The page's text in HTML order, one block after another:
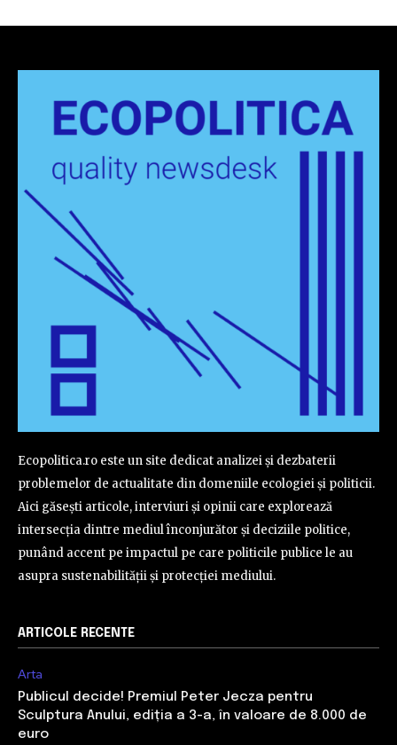
Ecopolitica.ro este un site dedicat analizei și dezbaterii
problemelor de actualitate din domeniile ecologiei și politicii.
Aici găsești articole, interviuri și opinii care explorează
intersecția dintre mediul înconjurător și deciziile politice,
punând accent pe impactul pe care politicile publice le au
asupra sustenabilității și protecției mediului.
ARTICOLE RECENTE
Arta
Publicul decide! Premiul Peter Jecza pentru
Sculptura Anului, ediția a 3-a, în valoare de 8.000 de
euro